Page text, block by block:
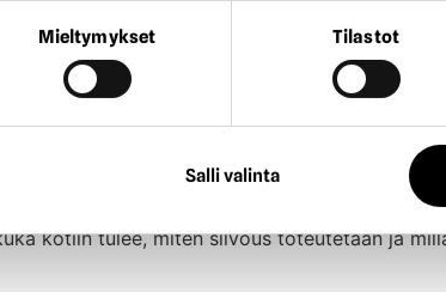
Mieltymykset Tilastot
Salli valinta
arkeen
mukaan sama tuttu
paremmin odotuksia.
tutun siivoojan. Tämä tekee palvelusta
kotiin tulee, miten siivous toteutetaan ja